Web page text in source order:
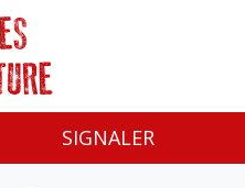
SIGNALER